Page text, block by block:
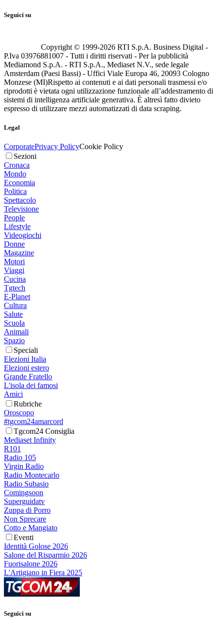
Seguici su
Copyright © 1999-2026 RTI S.p.A. Business Digital -
P.Iva 03976881007 - Tutti i diritti riservati - Per la pubblicità
Mediamond S.p.A. - RTI S.p.A., Mediaset N.V., sede legale
Amsterdam (Paesi Bassi) - Uffici Viale Europa 46, 20093 Cologno
Monzese (MI)Rispetto ai contenuti e ai dati personali trasmessi e/o
riprodotti è vietata ogni utilizzazione funzionale all’addestramento di
sistemi di intelligenza artificiale generativa. È altresì fatto divieto
espresso di utilizzare mezzi automatizzati di data scraping.
Legal
CorporatePrivacy PolicyCookie Policy
Sezioni
Cronaca
Mondo
Economia
Politica
Spettacolo
Televisione
People
Lifestyle
Videogiochi
Donne
Magazine
Motori
Viaggi
Cucina
Tgtech
E-Planet
Cultura
Salute
Scuola
Animali
Spazio
Speciali
Elezioni Italia
Elezioni estero
Grande Fratello
L'isola dei famosi
Amici
Rubriche
Oroscopo
#tgcom24amarcord
Tgcom24 Consiglia
Mediaset Infinity
R101
Radio 105
Virgin Radio
Radio Montecarlo
Radio Subasio
Comingsoon
Superguidatv
Zuppa di Porro
Non Sprecare
Cotto e Mangiato
Eventi
Identità Golose 2026
Salone del Risparmio 2026
Fuorisalone 2026
L'Artigiano in Fiera 2025
Seguici su